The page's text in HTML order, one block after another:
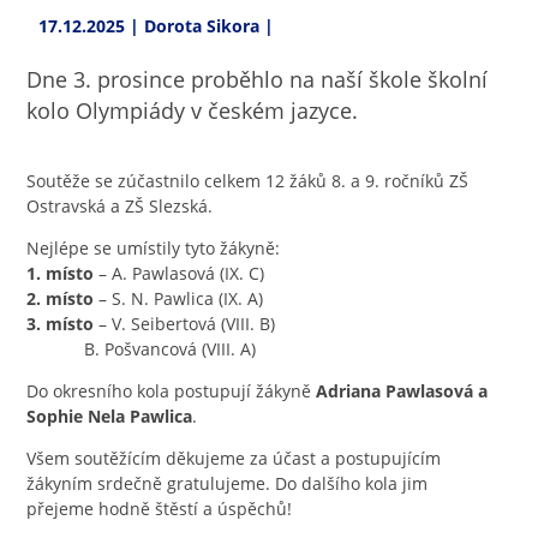
17.12.2025 | Dorota Sikora |
Dne 3. prosince proběhlo na naší škole školní
kolo Olympiády v českém jazyce.
Soutěže se zúčastnilo celkem 12 žáků 8. a 9. ročníků ZŠ
Ostravská a ZŠ Slezská.
Nejlépe se umístily tyto žákyně:
1. místo – A. Pawlasová (IX. C)
2. místo – S. N. Pawlica (IX. A)
3. místo – V. Seibertová (VIII. B)
B. Pošvancová (VIII. A)
Do okresního kola postupují žákyně Adriana Pawlasová a
Sophie Nela Pawlica.
Všem soutěžícím děkujeme za účast a postupujícím
žákyním srdečně gratulujeme. Do dalšího kola jim
přejeme hodně štěstí a úspěchů!